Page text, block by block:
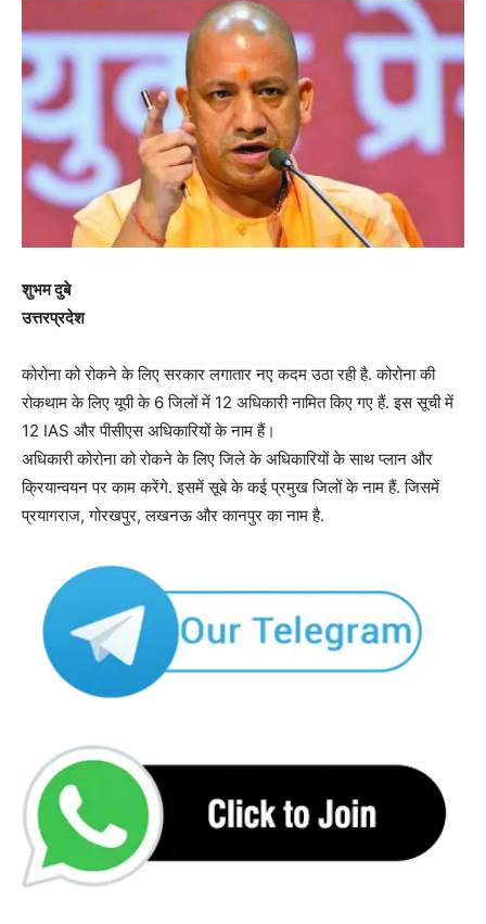
शुभम दुबे
उत्तरप्रदेश
कोरोना को रोकने के लिए सरकार लगातार नए कदम उठा रही है. कोरोना की
रोकथाम के लिए यूपी के 6 जिलों में 12 अधिकारी नामित किए गए हैं. इस सूची में
12 IAS और पीसीएस अधिकारियों के नाम हैं।
अधिकारी कोरोना को रोकने के लिए जिले के अधिकारियों के साथ प्लान और
क्रियान्वयन पर काम करेंगे. इसमें सूबे के कई प्रमुख जिलों के नाम हैं. जिसमें
प्रयागराज, गोरखपुर, लखनऊ और कानपुर का नाम है.